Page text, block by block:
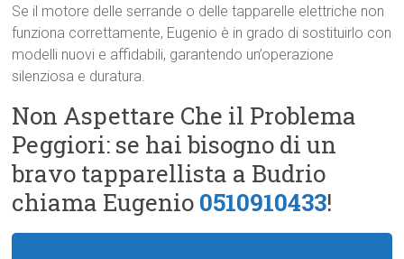
Se il motore delle serrande o delle tapparelle elettriche non
funziona correttamente, Eugenio è in grado di sostituirlo con
modelli nuovi e affidabili, garantendo un’operazione
silenziosa e duratura.
Non Aspettare Che il Problema
Peggiori: se hai bisogno di un
bravo tapparellista a Budrio
chiama Eugenio 0510910433!